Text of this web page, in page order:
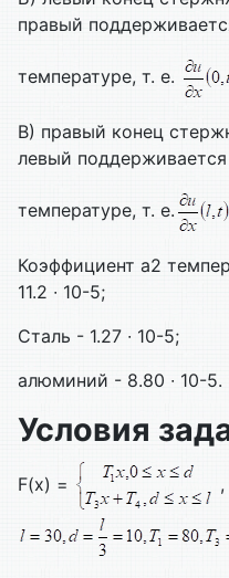
правый
температуре, т. е.
В) правый конец
левый
температуре, т. е.
Коэффициент а2
11.2 ∙ 10-5;
Сталь - 1.27 ∙ 10-5;
алюминий - 8.80 ∙ 10-5.
Условия
F(x) = ,